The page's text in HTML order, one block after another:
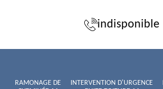
indisponible
RAMONAGE DE
INTERVENTION D'URGENCE